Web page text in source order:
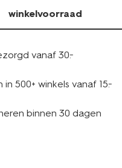
winkelvoorraad
vanaf 30.-
500+ winkels vanaf 15.-
binnen 30 dagen